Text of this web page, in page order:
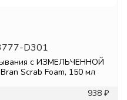
D301
с ИЗМЕЛЬЧЕННОЙ
Scrab Foam, 150 мл
938 ₽